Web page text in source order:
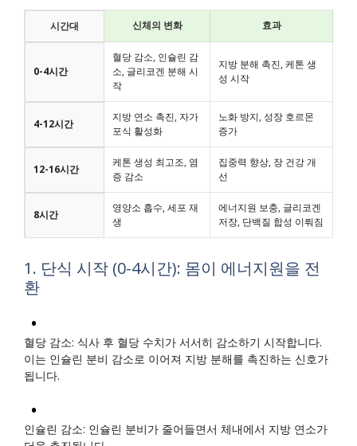
시간대 신체의 변화 효과
0-4시간
혈당 감소, 인슐린 감
소, 글리코겐 분해 시
작
지방 분해 촉진, 케톤 생
성 시작
4-12시간
지방 연소 촉진, 자가
포식 활성화
노화 방지, 성장 호르몬
증가
12-16시간
케톤 생성 최고조, 염
증 감소
집중력 향상, 장 건강 개
선
8시간
영양소 흡수, 세포 재
생
에너지원 보충, 글리코겐
저장, 단백질 합성 이뤄짐
1. 단식 시작 (0-4시간): 몸이 에너지원을 전
환
혈당 감소: 식사 후 혈당 수치가 서서히 감소하기 시작합니다.
이는 인슐린 분비 감소로 이어져 지방 분해를 촉진하는 신호가
됩니다.
인슐린 감소: 인슐린 분비가 줄어들면서 체내에서 지방 연소가